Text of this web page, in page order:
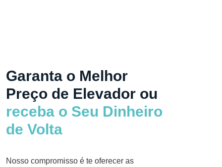
Garanta o Melhor
Preço de Elevador ou
receba o Seu Dinheiro
de Volta
Nosso compromisso é te oferecer as